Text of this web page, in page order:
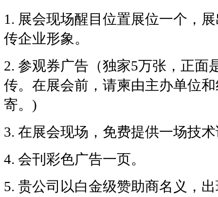
1. 展会现场醒目位置展位一个，
传企业形象。
2. 参观券广告（独家5万张，正面
传。在展会前，请柬由主办单位
寄。)
3. 在展会现场，免费提供一场技
4. 会刊彩色广告一页。
5. 贵公司以白金级赞助商名义，